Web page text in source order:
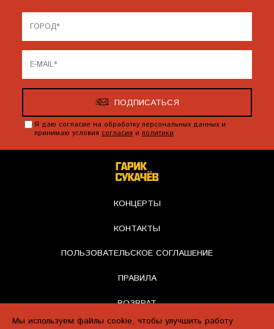
ПОДПИСАТЬСЯ
Я даю согласие на обработку персональных данных и
принимаю условия согласия и политики
КОНЦЕРТЫ
КОНТАКТЫ
ПОЛЬЗОВАТЕЛЬСКОЕ СОГЛАШЕНИЕ
ПРАВИЛА
ВОЗВРАТ
Мы используем файлы cookie, чтобы улучшить работу